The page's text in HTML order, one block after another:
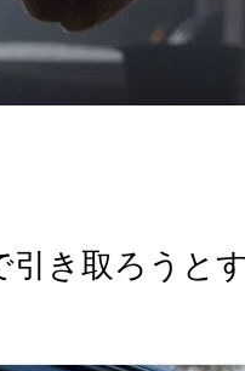
引き取ろうと